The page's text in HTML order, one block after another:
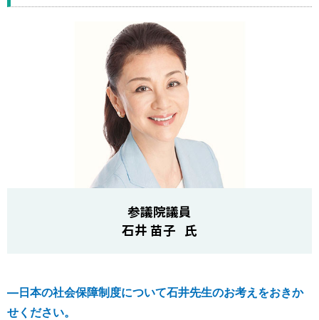
参議院議員
石井 苗子 氏
―日本の社会保障制度について石井先生のお考えをおきか
せください。